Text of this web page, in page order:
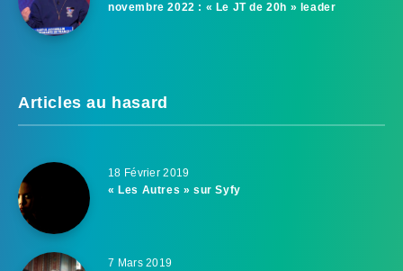
novembre 2022 : « Le JT de 20h » leader
Articles au hasard
18 Février 2019
« Les Autres » sur Syfy
7 Mars 2019